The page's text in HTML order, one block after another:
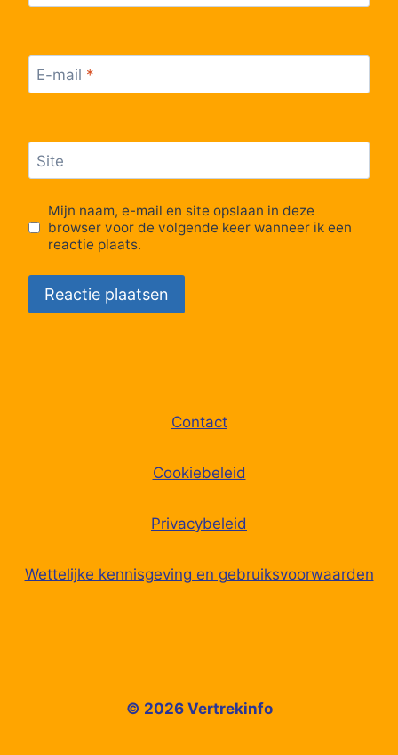
E-mail *
Site
Mijn naam, e-mail en site opslaan in deze
browser voor de volgende keer wanneer ik een
reactie plaats.
Contact
Cookiebeleid
Privacybeleid
Wettelijke kennisgeving en gebruiksvoorwaarden
© 2026 Vertrekinfo